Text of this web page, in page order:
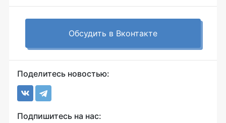
Обсудить в Вконтакте
Поделитесь новостью:
Подпишитесь на нас: